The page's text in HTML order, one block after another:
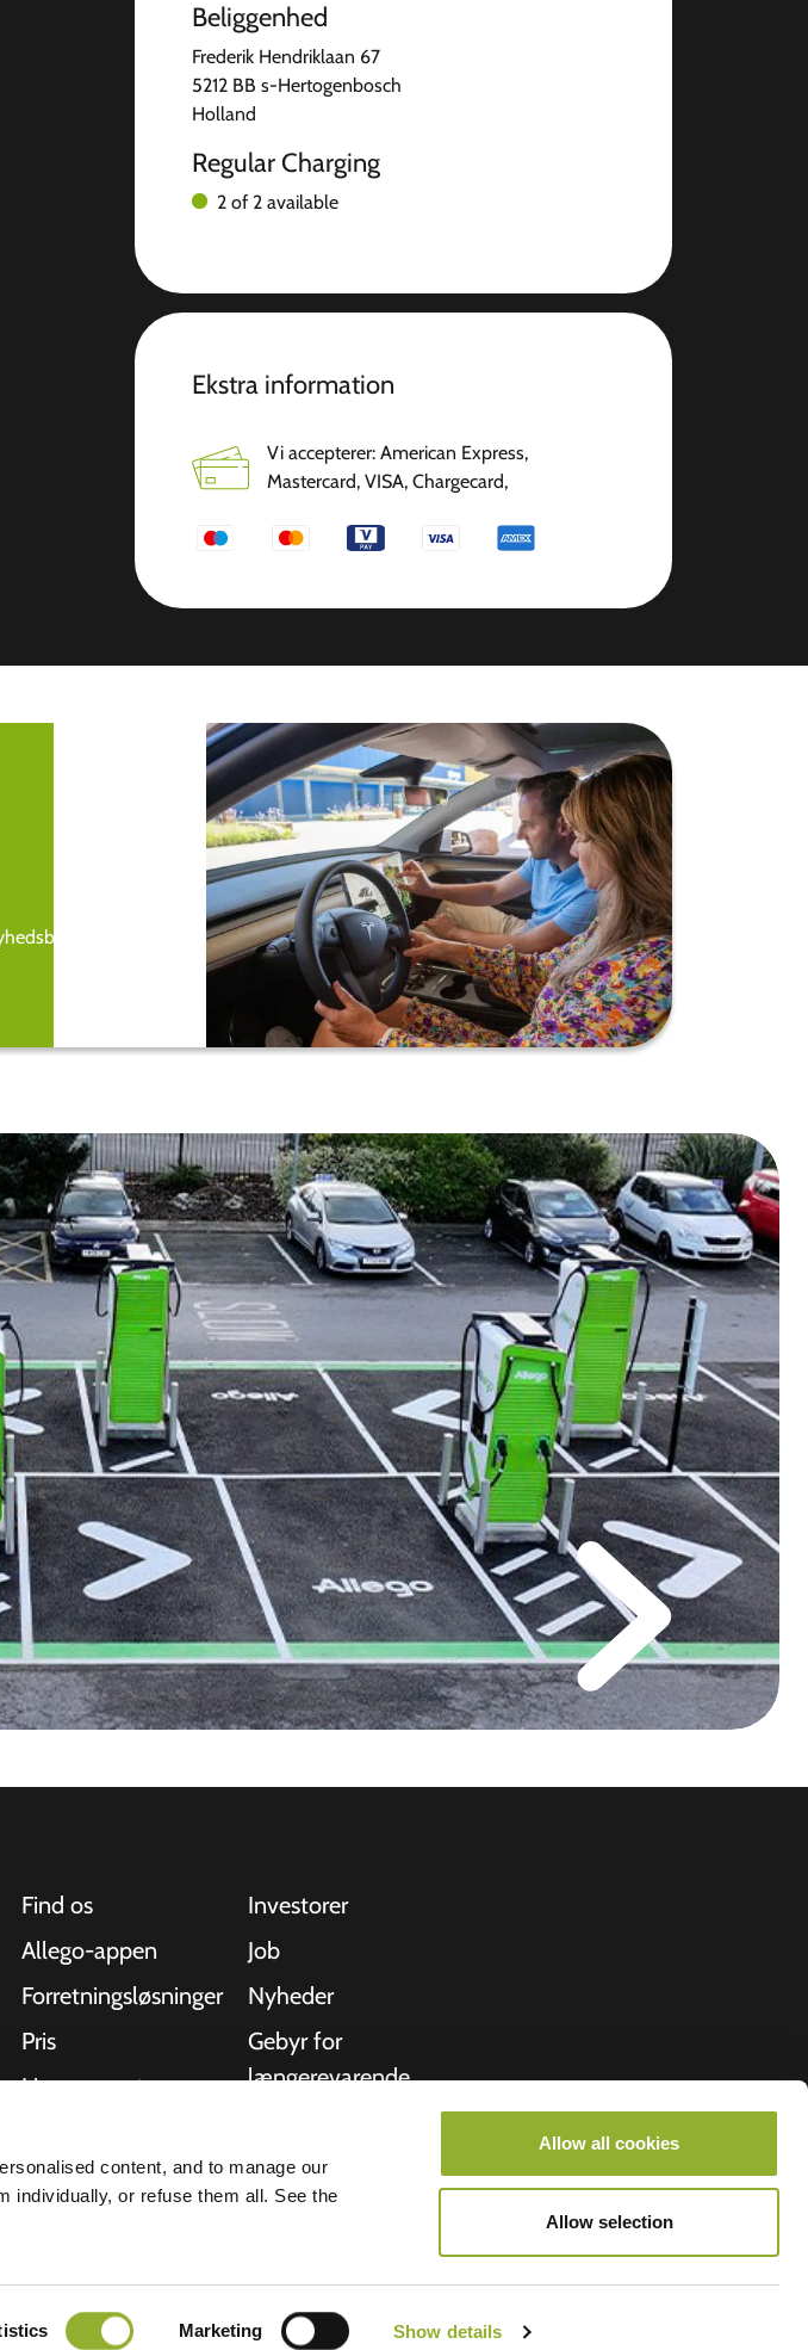
content, and to manage our
individually, or refuse them all. See the
Marketing Show details
Allow all cookies
Allow selection
Beliggenhed
Frederik Hendriklaan 67
5212 BB s-Hertogenbosch
Holland
Regular Charging
2 of 2 available
Ekstra information
Vi accepterer: American Express,
Mastercard, VISA, Chargecard,
Find os
Allego-appen
Forretningsløsninger
Pris
Live support
Leverandører
Investorer
Job
Nyheder
Gebyr for
længerevarende
Kvittering
Om os
Alle rettigheder forbeholdes © 2026 - Allego